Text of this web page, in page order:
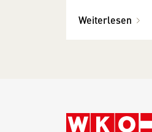
Weiterlesen